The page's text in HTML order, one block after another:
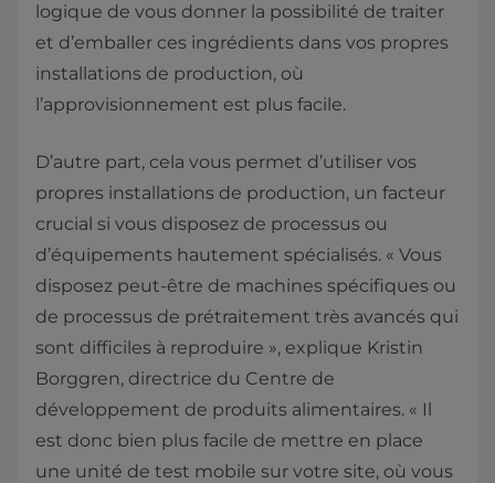
logique de vous donner la possibilité de traiter
et d’emballer ces ingrédients dans vos propres
installations de production, où
l’approvisionnement est plus facile.
D’autre part, cela vous permet d’utiliser vos
propres installations de production, un facteur
crucial si vous disposez de processus ou
d’équipements hautement spécialisés. « Vous
disposez peut-être de machines spécifiques ou
de processus de prétraitement très avancés qui
sont difficiles à reproduire », explique Kristin
Borggren, directrice du Centre de
développement de produits alimentaires. « Il
est donc bien plus facile de mettre en place
une unité de test mobile sur votre site, où vous